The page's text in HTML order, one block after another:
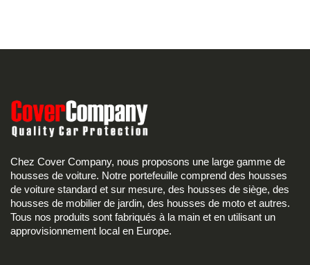
Chez Cover Company, nous proposons une large gamme de
housses de voiture. Notre portefeuille comprend des housses
de voiture standard et sur mesure, des housses de siège, des
housses de mobilier de jardin, des housses de moto et autres.
Tous nos produits sont fabriqués à la main et en utilisant un
approvisionnement local en Europe.